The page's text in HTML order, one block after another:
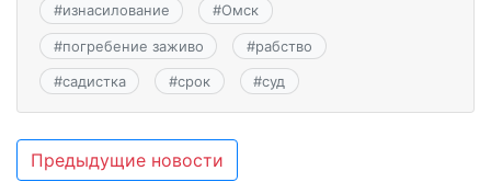
#изнасилование #Омск
#погребение заживо #рабство
#садистка #срок #суд
Навигация
Предыдущие новости